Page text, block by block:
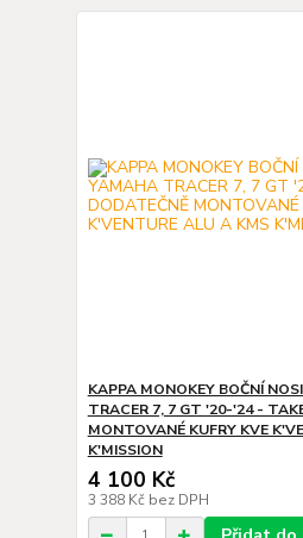
KAPPA MONOKEY BOČNÍ
TRACER 7, 7 GT '20-'24 -
MONTOVANÉ KUFRY KVE
K'MISSION
4 100 Kč
3 388 Kč bez DPH